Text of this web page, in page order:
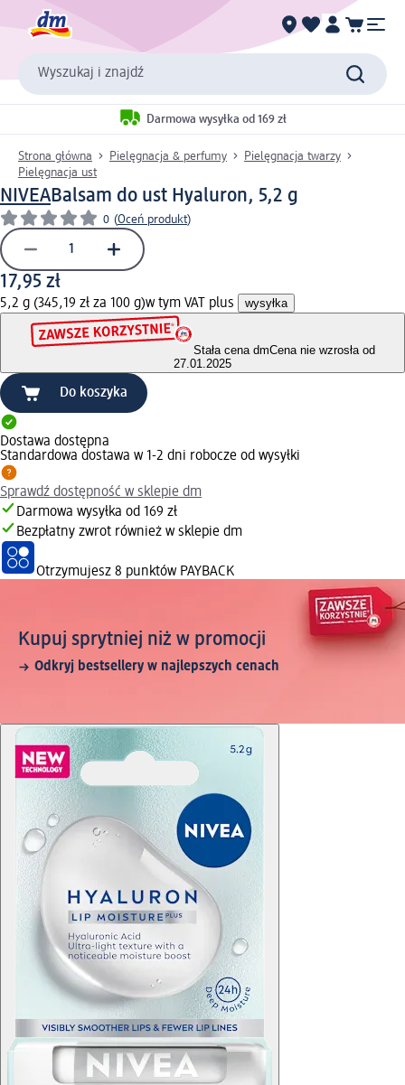
Wyszukaj i znajdź
Darmowa wysyłka od 169 zł
Strona główna Pielęgnacja & perfumy
Pielęgnacja twarzy
Pielęgnacja ust
NIVEABalsam do ust Hyaluron, 5,2 g
0 (Oceń produkt)
17,95 zł
5,2 g (345,19 zł za 100 g)w tym VAT plus wysyłka
Stała cena dmCena nie wzrosła od
27.01.2025
Do koszyka
Dostawa dostępna
Standardowa dostawa w 1-2 dni robocze od wysyłki
Sprawdź dostępność w sklepie dm
Darmowa wysyłka od 169 zł
Bezpłatny zwrot również w sklepie dm
Otrzymujesz 8 punktów PAYBACK
Kupuj sprytniej niż w promocji
Odkryj bestsellery w najlepszych cenach